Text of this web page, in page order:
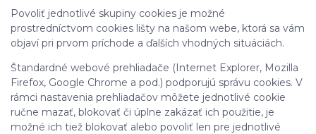
Povoliť jednotlivé skupiny cookies je možné
prostredníctvom cookies lišty na našom webe, ktorá sa vám
objaví pri prvom príchode a ďalších vhodných situáciách.
Štandardné webové prehliadače (Internet Explorer, Mozilla
Firefox, Google Chrome a pod.) podporujú správu cookies. V
rámci nastavenia prehliadačov môžete jednotlivé cookie
ručne mazať, blokovať či úplne zakázať ich použitie, je
možné ich tiež blokovať alebo povoliť len pre jednotlivé